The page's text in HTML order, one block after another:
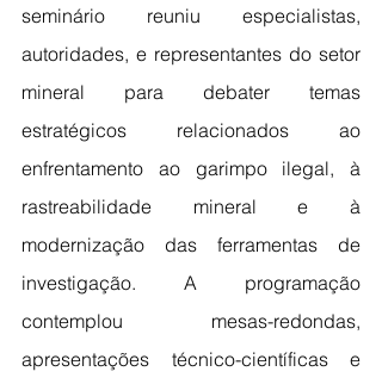
seminário reuniu especialistas,
autoridades, e representantes do setor
mineral para debater temas
estratégicos relacionados ao
enfrentamento ao garimpo ilegal, à
rastreabilidade mineral e à
modernização das ferramentas de
investigação. A programação
contemplou mesas-redondas,
apresentações técnico-científicas e